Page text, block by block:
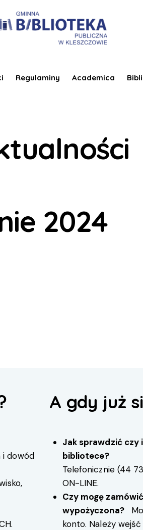
Regulaminy Academica
2024
i dowód
A gdy już
Jak sprawdzić czy
bibliotece?
Telefonicznie (44
ON-LINE.
Czy mogę
wypożyczona?
konto. Należy wejść